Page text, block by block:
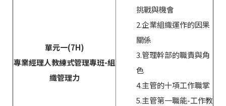
單元一(7H)
專業經理人教練式管理專班-組
織管理力
挑戰與機會
2.企業組織運作的因果
關係
3.管理幹部的職責與角
色
4.主管的十項工作職掌
5.主管第一職能-工作教